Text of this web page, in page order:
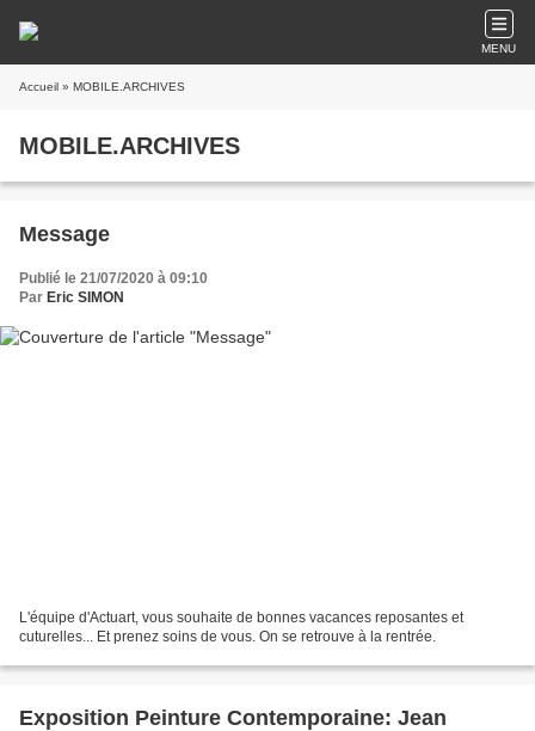
MENU
Accueil » MOBILE.ARCHIVES
MOBILE.ARCHIVES
Message
Publié le 21/07/2020 à 09:10
Par Eric SIMON
L'équipe d'Actuart, vous souhaite de bonnes vacances reposantes et
cuturelles... Et prenez soins de vous. On se retrouve à la rentrée.
Exposition Peinture Contemporaine: Jean